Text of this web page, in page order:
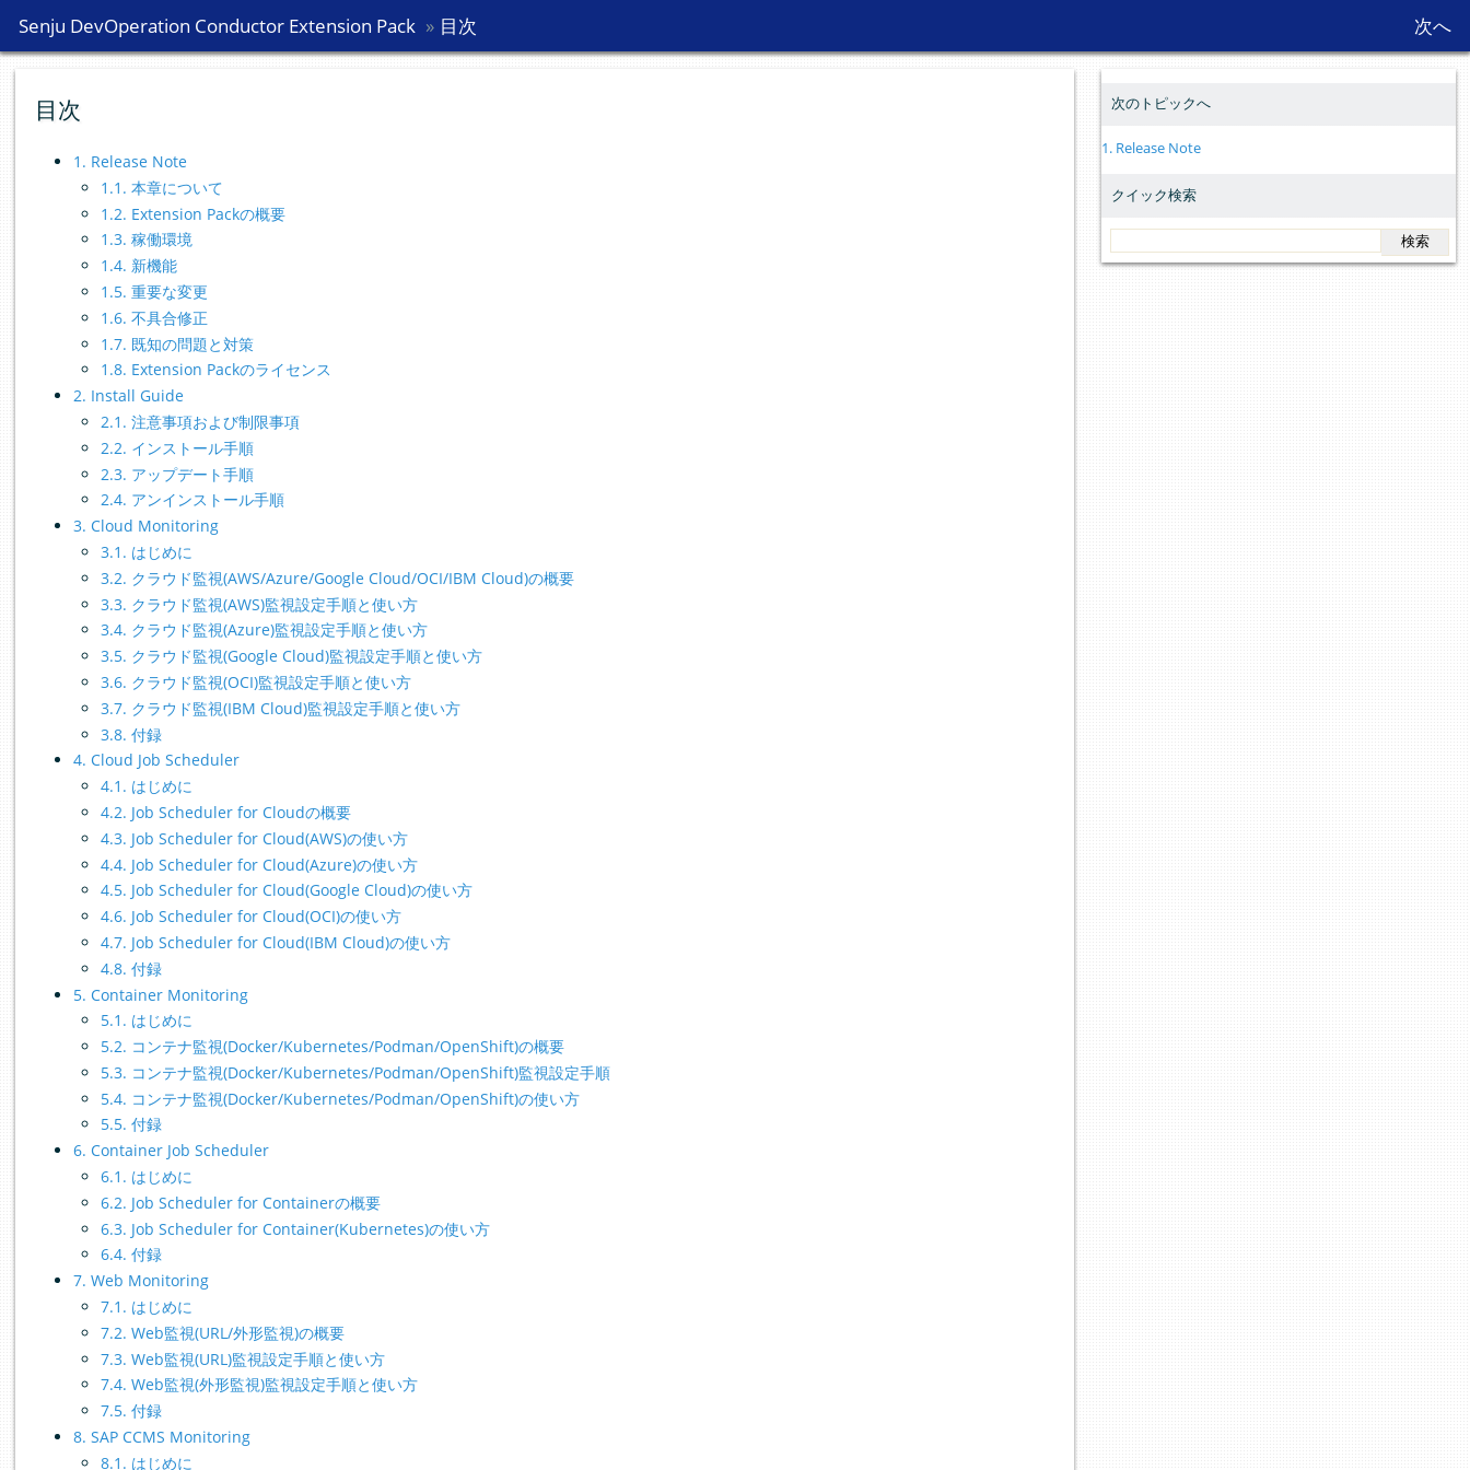
次へ
Senju DevOperation Conductor Extension Pack » 目次
次のトピックへ
1. Release Note
クイック検索
目次
1. Release Note
1.1. 本章について
1.2. Extension Packの概要
1.3. 稼働環境
1.4. 新機能
1.5. 重要な変更
1.6. 不具合修正
1.7. 既知の問題と対策
1.8. Extension Packのライセンス
2. Install Guide
2.1. 注意事項および制限事項
2.2. インストール手順
2.3. アップデート手順
2.4. アンインストール手順
3. Cloud Monitoring
3.1. はじめに
3.2. クラウド監視(AWS/Azure/Google Cloud/OCI/IBM Cloud)の概要
3.3. クラウド監視(AWS)監視設定手順と使い方
3.4. クラウド監視(Azure)監視設定手順と使い方
3.5. クラウド監視(Google Cloud)監視設定手順と使い方
3.6. クラウド監視(OCI)監視設定手順と使い方
3.7. クラウド監視(IBM Cloud)監視設定手順と使い方
3.8. 付録
4. Cloud Job Scheduler
4.1. はじめに
4.2. Job Scheduler for Cloudの概要
4.3. Job Scheduler for Cloud(AWS)の使い方
4.4. Job Scheduler for Cloud(Azure)の使い方
4.5. Job Scheduler for Cloud(Google Cloud)の使い方
4.6. Job Scheduler for Cloud(OCI)の使い方
4.7. Job Scheduler for Cloud(IBM Cloud)の使い方
4.8. 付録
5. Container Monitoring
5.1. はじめに
5.2. コンテナ監視(Docker/Kubernetes/Podman/OpenShift)の概要
5.3. コンテナ監視(Docker/Kubernetes/Podman/OpenShift)監視設定手順
5.4. コンテナ監視(Docker/Kubernetes/Podman/OpenShift)の使い方
5.5. 付録
6. Container Job Scheduler
6.1. はじめに
6.2. Job Scheduler for Containerの概要
6.3. Job Scheduler for Container(Kubernetes)の使い方
6.4. 付録
7. Web Monitoring
7.1. はじめに
7.2. Web監視(URL/外形監視)の概要
7.3. Web監視(URL)監視設定手順と使い方
7.4. Web監視(外形監視)監視設定手順と使い方
7.5. 付録
8. SAP CCMS Monitoring
8.1. はじめに
次へ
Senju DevOperation Conductor Extension Pack » 目次